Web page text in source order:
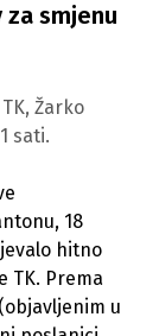
smjenu
Žarko
sati.
18
hitno
TK. Prema
u